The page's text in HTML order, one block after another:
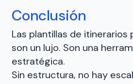
Conclusión
Las plantillas de itinerarios
son un lujo. Son una
estratégica.
Sin estructura, no hay